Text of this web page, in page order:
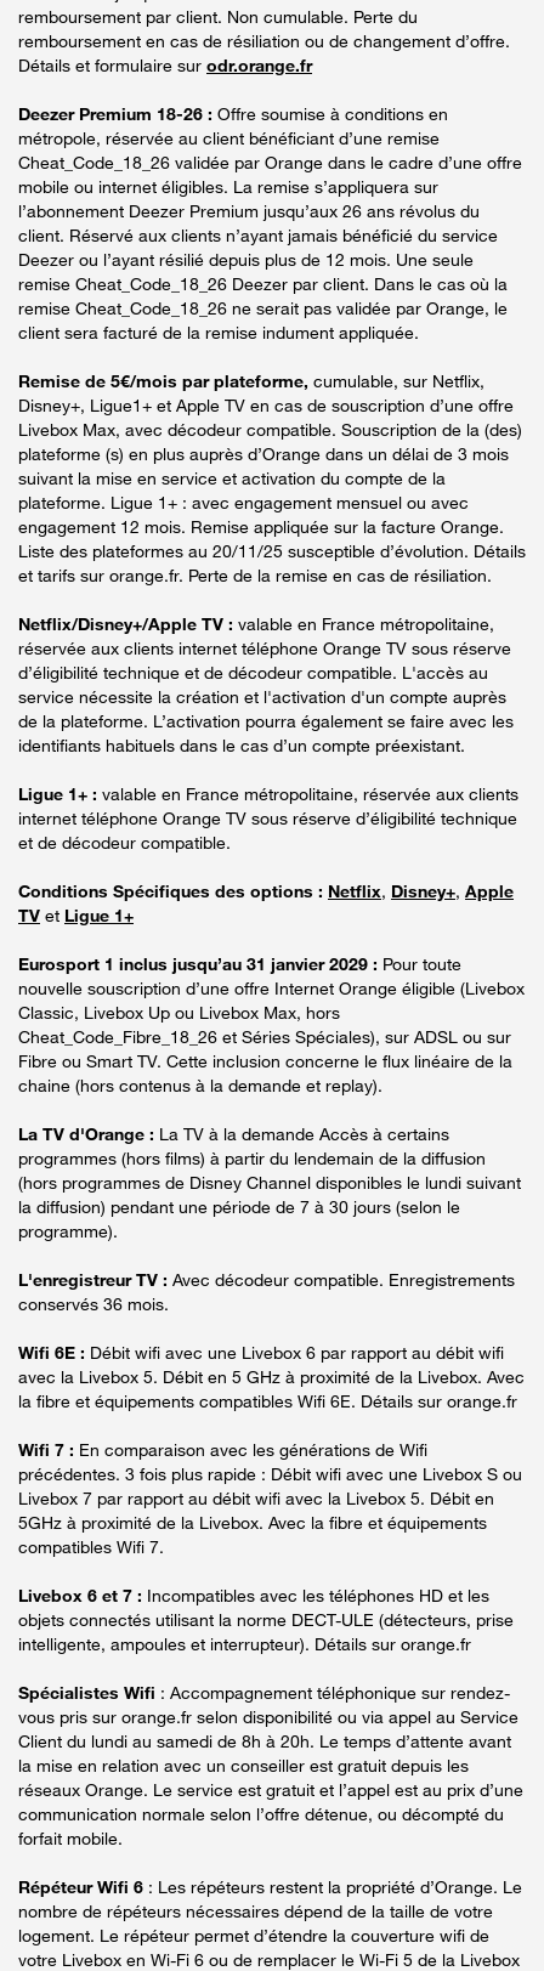
remboursement par client. Non cumulable. Perte du
remboursement en cas de résiliation ou de changement d’offre.
Détails et formulaire sur odr.orange.fr
Deezer Premium 18-26 : Offre soumise à conditions en
métropole, réservée au client bénéficiant d’une remise
Cheat_Code_18_26 validée par Orange dans le cadre d’une offre
mobile ou internet éligibles. La remise s’appliquera sur
l’abonnement Deezer Premium jusqu’aux 26 ans révolus du
client. Réservé aux clients n’ayant jamais bénéficié du service
Deezer ou l’ayant résilié depuis plus de 12 mois. Une seule
remise Cheat_Code_18_26 Deezer par client. Dans le cas où la
remise Cheat_Code_18_26 ne serait pas validée par Orange, le
client sera facturé de la remise indument appliquée.
Remise de 5€/mois par plateforme, cumulable, sur Netflix,
Disney+, Ligue1+ et Apple TV en cas de souscription d’une offre
Livebox Max, avec décodeur compatible. Souscription de la (des)
plateforme (s) en plus auprès d’Orange dans un délai de 3 mois
suivant la mise en service et activation du compte de la
plateforme. Ligue 1+ : avec engagement mensuel ou avec
engagement 12 mois. Remise appliquée sur la facture Orange.
Liste des plateformes au 20/11/25 susceptible d’évolution. Détails
et tarifs sur orange.fr. Perte de la remise en cas de résiliation.
Netflix/Disney+/Apple TV : valable en France métropolitaine,
réservée aux clients internet téléphone Orange TV sous réserve
d’éligibilité technique et de décodeur compatible. L'accès au
service nécessite la création et l'activation d'un compte auprès
de la plateforme. L’activation pourra également se faire avec les
identifiants habituels dans le cas d’un compte préexistant.
Ligue 1+ : valable en France métropolitaine, réservée aux clients
internet téléphone Orange TV sous réserve d’éligibilité technique
et de décodeur compatible.
Conditions Spécifiques des options : Netflix, Disney+, Apple
TV et Ligue 1+
Eurosport 1 inclus jusqu’au 31 janvier 2029 : Pour toute
nouvelle souscription d’une offre Internet Orange éligible (Livebox
Classic, Livebox Up ou Livebox Max, hors
Cheat_Code_Fibre_18_26 et Séries Spéciales), sur ADSL ou sur
Fibre ou Smart TV. Cette inclusion concerne le flux linéaire de la
chaine (hors contenus à la demande et replay).
La TV d'Orange : La TV à la demande Accès à certains
programmes (hors films) à partir du lendemain de la diffusion
(hors programmes de Disney Channel disponibles le lundi suivant
la diffusion) pendant une période de 7 à 30 jours (selon le
programme).
L'enregistreur TV : Avec décodeur compatible. Enregistrements
conservés 36 mois.
Wifi 6E : Débit wifi avec une Livebox 6 par rapport au débit wifi
avec la Livebox 5. Débit en 5 GHz à proximité de la Livebox. Avec
la fibre et équipements compatibles Wifi 6E. Détails sur orange.fr
Wifi 7 : En comparaison avec les générations de Wifi
précédentes. 3 fois plus rapide : Débit wifi avec une Livebox S ou
Livebox 7 par rapport au débit wifi avec la Livebox 5. Débit en
5GHz à proximité de la Livebox. Avec la fibre et équipements
compatibles Wifi 7.
Livebox 6 et 7 : Incompatibles avec les téléphones HD et les
objets connectés utilisant la norme DECT-ULE (détecteurs, prise
intelligente, ampoules et interrupteur). Détails sur orange.fr
Spécialistes Wifi : Accompagnement téléphonique sur rendez-
vous pris sur orange.fr selon disponibilité ou via appel au Service
Client du lundi au samedi de 8h à 20h. Le temps d’attente avant
la mise en relation avec un conseiller est gratuit depuis les
réseaux Orange. Le service est gratuit et l’appel est au prix d’une
communication normale selon l’offre détenue, ou décompté du
forfait mobile.
Répéteur Wifi 6 : Les répéteurs restent la propriété d’Orange. Le
nombre de répéteurs nécessaires dépend de la taille de votre
logement. Le répéteur permet d’étendre la couverture wifi de
votre Livebox en Wi-Fi 6 ou de remplacer le Wi-Fi 5 de la Livebox